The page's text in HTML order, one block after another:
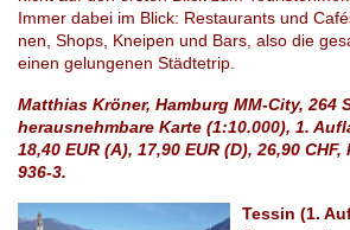
Immer dabei im Blick: Re­stau­rants und
nen, Shops, Kn­ei­pen und Bars, also die
einen ge­lun­ge­nen Städ­te­trip.
Matthias Kröner, Hamburg MM-City, 264
herausnehmbare Karte (1:10.000), 1.
18,40 EUR (A), 17,90 EUR (D), 26,90 CHF,
936-3.
Tessin (1.